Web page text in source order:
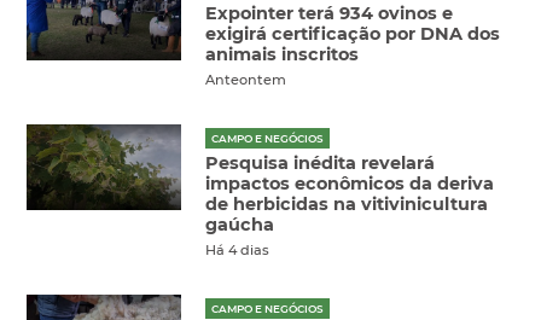
Expointer terá 934 ovinos e
exigirá certificação por DNA dos
animais inscritos
Anteontem
CAMPO E NEGÓCIOS
Pesquisa inédita revelará
impactos econômicos da deriva
de herbicidas na vitivinicultura
gaúcha
Há 4 dias
CAMPO E NEGÓCIOS